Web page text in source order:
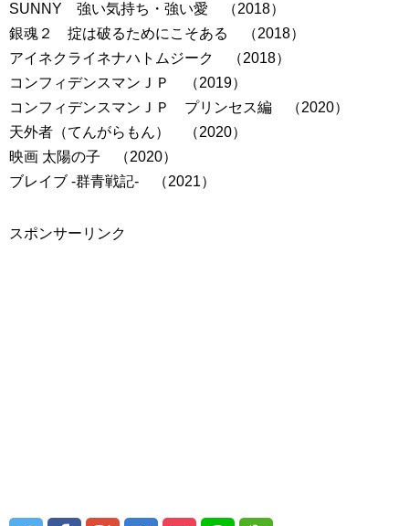
SUNNY 強い気持ち・強い愛 （2018）
銀魂２ 掟は破るためにこそある （2018）
アイネクライネナハトムジーク （2018）
コンフィデンスマンＪＰ （2019）
コンフィデンスマンＪＰ プリンセス編 （2020）
天外者（てんがらもん） （2020）
映画 太陽の子 （2020）
ブレイブ -群青戦記- （2021）
スポンサーリンク